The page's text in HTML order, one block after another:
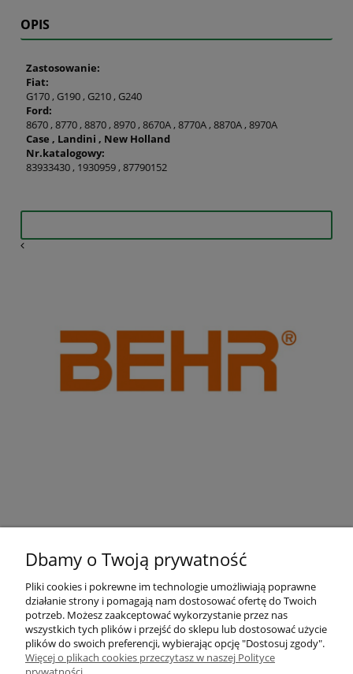
OPIS
Zastosowanie:
Fiat:
G170 , G190 , G210 , G240
Ford:
8670 , 8770 , 8870 , 8970 , 8670A , 8770A , 8870A , 8970A
Case , Landini , New Holland
Nr.katalogowy:
83933430 , 1930959 , 87790152
Pomoc
Moje konto
Dbamy o Twoją prywatność
Pliki cookies i pokrewne im technologie umożliwiają poprawne
działanie strony i pomagają nam dostosować ofertę do Twoich
potrzeb. Możesz zaakceptować wykorzystanie przez nas
wszystkich tych plików i przejść do sklepu lub dostosować użycie
plików do swoich preferencji, wybierając opcję "Dostosuj zgody".
Więcej o plikach cookies przeczytasz w naszej Polityce